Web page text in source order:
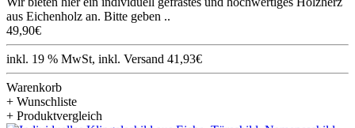
aus Eichenholz an. Bitte geben ..
49,90€
inkl. 19 % MwSt, inkl. Versand 41,93€
Warenkorb
+ Wunschliste
+ Produktvergleich